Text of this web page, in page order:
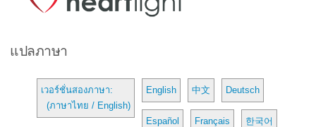
แปลภาษา
เวอร์ชั่นสองภาษา:
(ภาษาไทย / English)
English 中文 Deutsch
Español Français 한국어